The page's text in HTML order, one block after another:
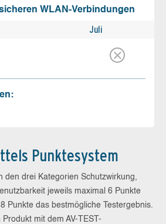
WLAN-Verbindungen
Juli
Punktesystem
den drei Kategorien Schutzwirkung,
jeweils maximal 6 Punkte
Punkte das bestmögliche Testergebnis.
mit dem AV-TEST-